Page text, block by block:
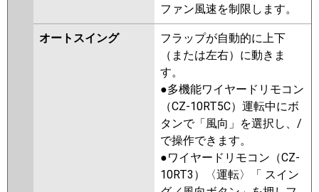
ファン風速を制限します。
オートスイング
フラップが自動的に上下
（または左右）に動きま
す。
●多機能ワイヤードリモコン
（CZ-10RT5C）運転中にボ
タンで「風向」を選択し、/
で操作できます。
●ワイヤードリモコン（CZ-
10RT3）〈運転〉「 スイン